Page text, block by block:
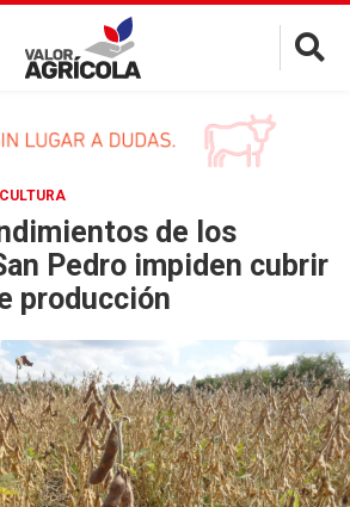
×
de los
Pedro impiden cubrir
producción